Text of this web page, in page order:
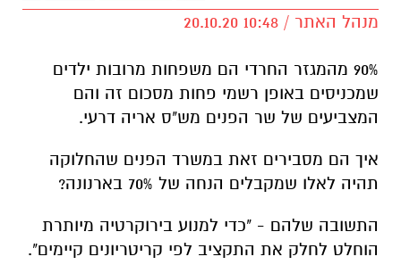
מנהל האתר / 10:48 20.10.20
90% מהמגזר החרדי הם משפחות מרובות ילדים
שמכניסים באופן רשמי פחות מסכום זה והם
המצביעים של שר הפנים מש"ס אריה דרעי.
איך הם מסבירים זאת במשרד הפנים שהחלוקה
תהיה לאלו שמקבלים הנחה של 70% בארנונה?
התשובה שלהם - "כדי למנוע בירוקרטיה מיותרת
הוחלט לחלק את התקציב לפי קריטריונים קיימים".